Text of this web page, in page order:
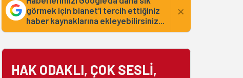
görmek için bianet'i tercih ettiğiniz
haber kaynaklarına ekleyebilirsiniz...
×
HAK ODAKLI, ÇOK SESLİ,